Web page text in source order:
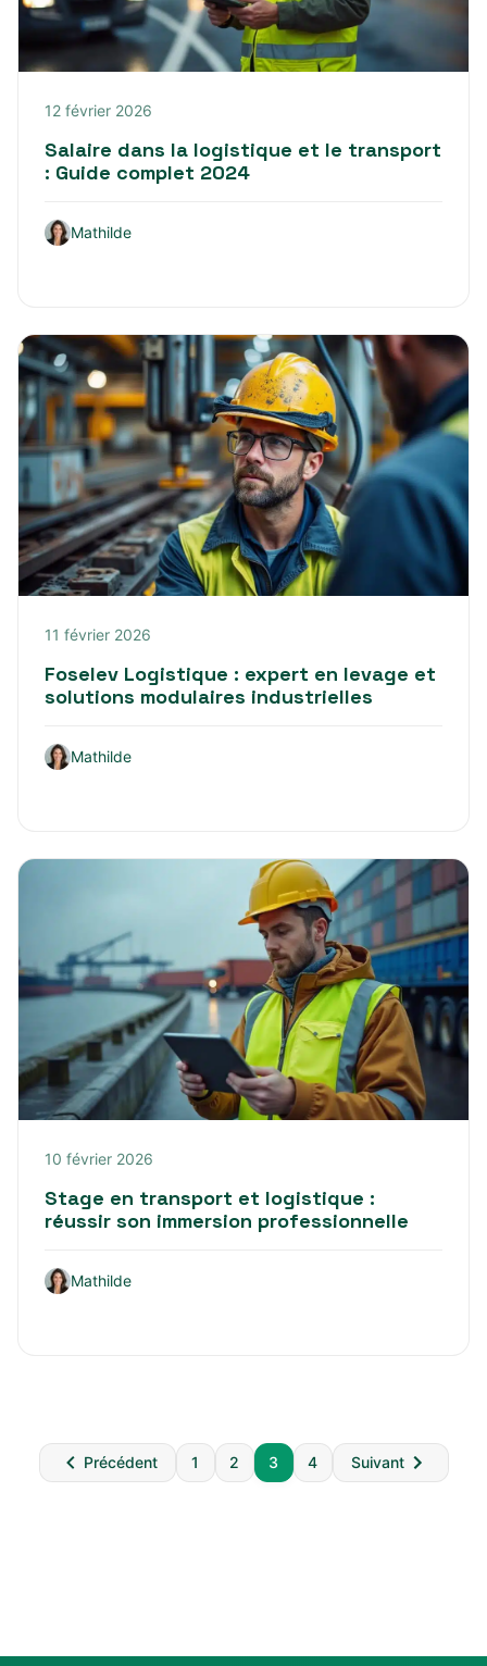
12 février 2026
Salaire dans la logistique et le transport
: Guide complet 2024
Mathilde
11 février 2026
Foselev Logistique : expert en levage et
solutions modulaires industrielles
Mathilde
10 février 2026
Stage en transport et logistique :
réussir son immersion professionnelle
Mathilde
Pagination
des
Précédent 1 2 3 4 Suivant